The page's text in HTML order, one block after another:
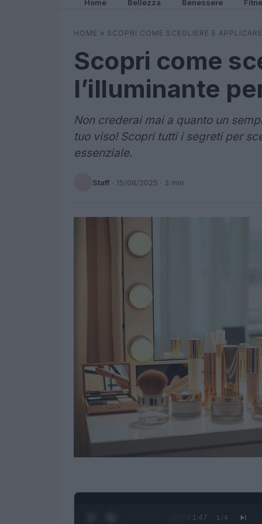
Home Bellezza Benessere
HOME » SCOPRI COME SCEGLIERE E
Scopri come
l’illuminante
Non crederai mai a quanto un
tuo viso! Scopri tutti i segreti per
essenziale.
Staff · 15/08/2025 · 3 min
0:28 / 1:47 1 /4